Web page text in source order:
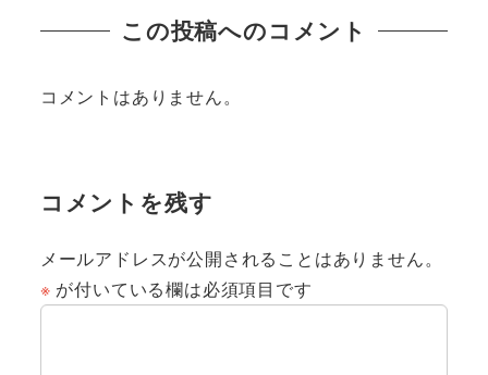
この投稿へのコメント
コメントはありません。
コメントを残す
メールアドレスが公開されることはありません。
※ が付いている欄は必須項目です